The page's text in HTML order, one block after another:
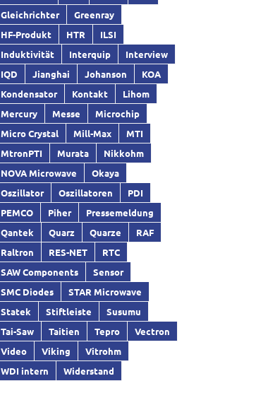
Gleichrichter
Greenray
HF-Produkt
HTR
ILSI
Induktivität
Interquip
Interview
IQD
Jianghai Johanson
KOA
Kondensator
Kontakt
Lihom
Mercury
Messe
Microchip
Micro Crystal
Mill-Max
MTI
MtronPTI
Murata
Nikkohm
NOVA Microwave
Okaya
Oszillator
Oszillatoren
PDI
PEMCO
Piher
Pressemeldung
Qantek
Quarz Quarze
RAF
Raltron
RES-NET
RTC
SAW Components
Sensor
SMC Diodes
STAR Microwave
Statek
Stiftleiste
Susumu
Tai-Saw
Taitien Tepro
Vectron
Video
Viking
Vitrohm
WDI intern
Widerstand